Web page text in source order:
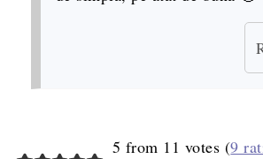
5 from 11 votes (9